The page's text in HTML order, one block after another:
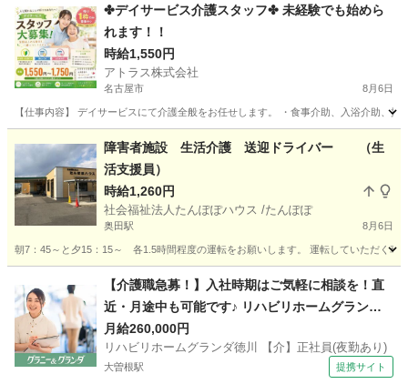
介護 スタッフ
✤デイサービス介護スタッフ✤ 未経験でも始めら
れます！！
時給1,550円
アトラス株式会社
名古屋市 8月6日
【仕事内容】 デイサービスにて介護全般をお任せします。 ・食事介助、入浴介助、
介護
障害者施設 生活介護 送迎ドライバー （生
活支援員）
時給1,260円
社会福祉法人たんぽぽハウス /たんぽぽ
奥田駅 8月6日
朝7：45～と夕15：15～ 各1.5時間程度の運転をお願いします。 運転していただく
奥田駅 介護 B型
【介護職急募！】入社時期はご気軽に相談を！直
近・月途中も可能です♪ リハビリホームグランダ
徳川 【介】正社員(夜勤あり) 老人介護施設スタッ
フ
月給260,000円
リハビリホームグランダ徳川 【介】正社員(夜勤あり)
大曽根駅 提携サイト